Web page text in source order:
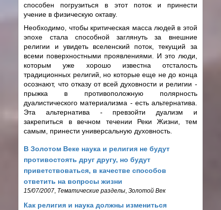
способен погрузиться в этот поток и принести
учение в физическую октаву.
Необходимо, чтобы критическая масса людей в этой
эпохе стала способной заглянуть за внешние
религии и увидеть вселенский поток, текущий за
всеми поверхностными проявлениями. И это люди,
которым уже хорошо известна отсталость
традиционных религий, но которые еще не до конца
осознают, что отказу от всей духовности и религии -
прыжка в противоположную полярность
дуалистического материализма - есть альтернатива.
Эта альтернатива - превзойти дуализм и
закрепиться в вечном течении Реки Жизни, тем
самым, принести универсальную духовность.
В Золотом Веке наука и религия не будут
противостоять друг другу, но будут
приветствоваться, в качестве способов
ответить на вопросы жизни
15/07/2007 Тематические разделы ,Золотой Век
Как религия и наука должны измениться